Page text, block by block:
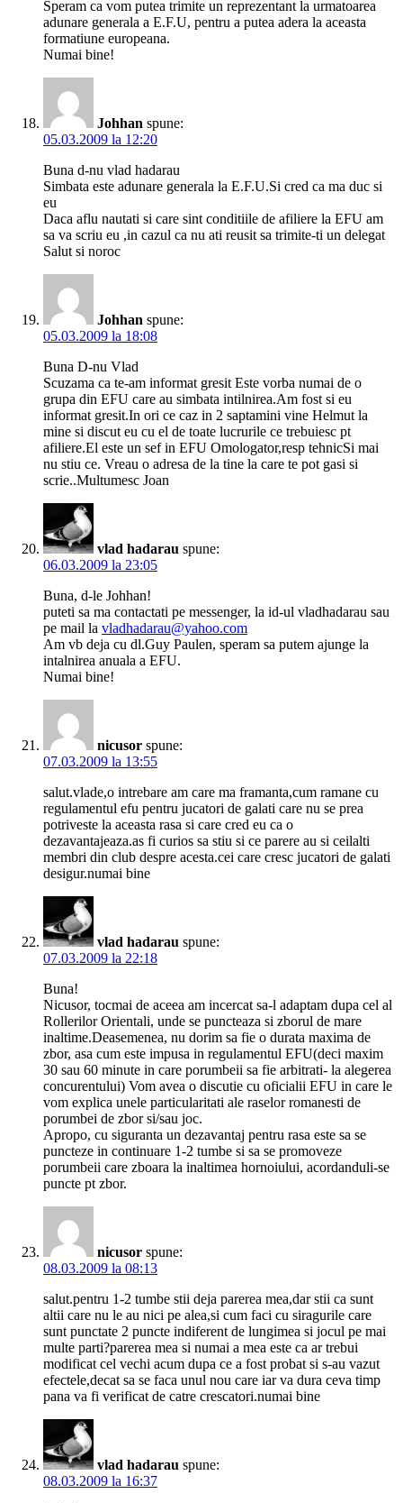
Speram ca vom putea trimite un reprezentant la urmatoarea
adunare generala a E.F.U, pentru a putea adera la aceasta
formatiune europeana.
Numai bine!
Johhan spune:
05.03.2009 la 12:20
Buna d-nu vlad hadarau
Simbata este adunare generala la E.F.U.Si cred ca ma duc si
eu
Daca aflu nautati si care sint conditiile de afiliere la EFU am
sa va scriu eu ,in cazul ca nu ati reusit sa trimite-ti un delegat
Salut si noroc
Johhan spune:
05.03.2009 la 18:08
Buna D-nu Vlad
Scuzama ca te-am informat gresit Este vorba numai de o
grupa din EFU care au simbata intilnirea.Am fost si eu
informat gresit.In ori ce caz in 2 saptamini vine Helmut la
mine si discut eu cu el de toate lucrurile ce trebuiesc pt
afiliere.El este un sef in EFU Omologator,resp tehnicSi mai
nu stiu ce. Vreau o adresa de la tine la care te pot gasi si
scrie..Multumesc Joan
vlad hadarau spune:
06.03.2009 la 23:05
Buna, d-le Johhan!
puteti sa ma contactati pe messenger, la id-ul vladhadarau sau
pe mail la vladhadarau@yahoo.com
Am vb deja cu dl.Guy Paulen, speram sa putem ajunge la
intalnirea anuala a EFU.
Numai bine!
nicusor spune:
07.03.2009 la 13:55
salut.vlade,o intrebare am care ma framanta,cum ramane cu
regulamentul efu pentru jucatori de galati care nu se prea
potriveste la aceasta rasa si care cred eu ca o
dezavantajeaza.as fi curios sa stiu si ce parere au si ceilalti
membri din club despre acesta.cei care cresc jucatori de galati
desigur.numai bine
vlad hadarau spune:
07.03.2009 la 22:18
Buna!
Nicusor, tocmai de aceea am incercat sa-l adaptam dupa cel al
Rollerilor Orientali, unde se puncteaza si zborul de mare
inaltime.Deasemenea, nu dorim sa fie o durata maxima de
zbor, asa cum este impusa in regulamentul EFU(deci maxim
30 sau 60 minute in care porumbeii sa fie arbitrati- la alegerea
concurentului) Vom avea o discutie cu oficialii EFU in care le
vom explica unele particularitati ale raselor romanesti de
porumbei de zbor si/sau joc.
Apropo, cu siguranta un dezavantaj pentru rasa este sa se
puncteze in continuare 1-2 tumbe si sa se promoveze
porumbeii care zboara la inaltimea hornoiului, acordanduli-se
puncte pt zbor.
nicusor spune:
08.03.2009 la 08:13
salut.pentru 1-2 tumbe stii deja parerea mea,dar stii ca sunt
altii care nu le au nici pe alea,si cum faci cu siragurile care
sunt punctate 2 puncte indiferent de lungimea si jocul pe mai
multe parti?parerea mea si numai a mea este ca ar trebui
modificat cel vechi acum dupa ce a fost probat si s-au vazut
efectele,decat sa se faca unul nou care iar va dura ceva timp
pana va fi verificat de catre crescatori.numai bine
vlad hadarau spune:
08.03.2009 la 16:37